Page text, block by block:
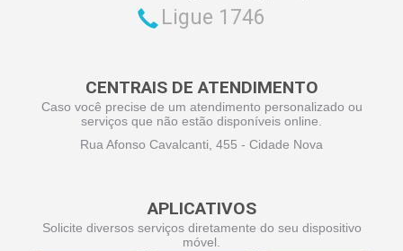
Ligue 1746
CENTRAIS DE ATENDIMENTO
Caso você precise de um atendimento personalizado ou
serviços que não estão disponíveis online.
Rua Afonso Cavalcanti, 455 - Cidade Nova
APLICATIVOS
Solicite diversos serviços diretamente do seu dispositivo
móvel.